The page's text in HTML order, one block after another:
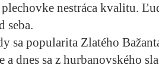
nestráca kvalitu.
seba.
sa popularita Zlatého
a dnes sa z hurbanovského